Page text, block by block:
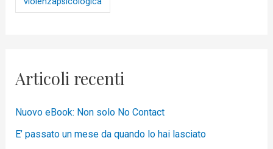
Articoli recenti
Nuovo eBook: Non solo No Contact
E’ passato un mese da quando lo hai lasciato